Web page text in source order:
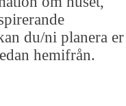
du/ni planera er
hemifrån.